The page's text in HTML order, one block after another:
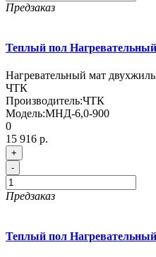
Предзаказ
Теплый пол
Нагревательный мат
ЧТК
Производитель:ЧТК
Модель:МНД-6,0-900
0
15 916 р.
+
-
Предзаказ
Теплый пол